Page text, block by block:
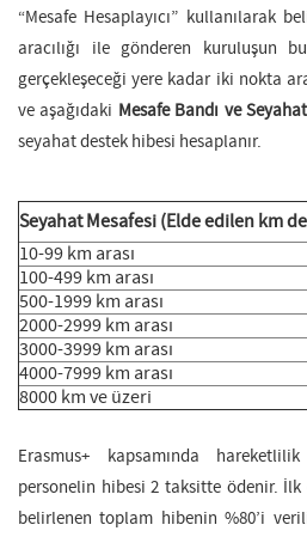
“Mesafe Hesaplayıcı” kullanılarak
aracılığı ile gönderen kuruluşun
gerçekleşeceği yere kadar iki nokta
ve aşağıdaki Mesafe Bandı ve
seyahat destek hibesi hesaplanır.
Seyahat Mesafesi (Elde edilen km
10-99 km arası
100-499 km arası
500-1999 km arası
2000-2999 km arası
3000-3999 km arası
4000-7999 km arası
8000 km ve üzeri
Erasmus+ kapsamında
personelin hibesi 2 taksitte ödenir.
belirlenen toplam hibenin %80’i